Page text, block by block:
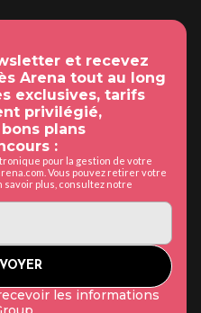
et recevez
Arena tout au long
exclusives, tarifs
privilégié,
plans
:
pour la gestion de votre
Vous pouvez retirer votre
savoir plus, consultez notre
les informations